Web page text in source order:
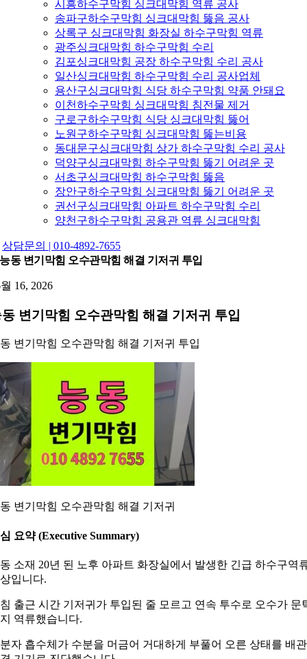
시흥하수구막힘 싱크대막힘 역류 공사
송파구하수구막힘 싱크대막힘 뚫음 공사
상록구 싱크대막힘 화장실 하수구막힘 역류
광주싱크대막힘 하수구막힘 수리
김포싱크대막힘 공장 하수구막힘 수리 공사
일산싱크대막힘 하수구막힘 수리 공사업체
용산구싱크대막힘 식당 하수구막힘 약품 안돼요
이천하수구막힘 싱크대막힘 침전물 제거
구로구하수구막힘 식당 싱크대막힘 뚫어
노원구하수구막힘 싱크대막힘 뚫는비용
동대문구싱크대막힘 상가 하수구막힘 수리 공사
덕양구싱크대막힘 하수구막힘 뚫기 어려운 곳
서초구싱크대막힘 하수구막힘 뚫음
장안구하수구막힘 싱크대막힘 뚫기 어려운 곳
권선구싱크대막힘 아파트 하수구막힘 수리
양천구하수구막힘 공용관 역류 싱크대막힘
상담문의 | 010-4892-7655
능동 변기막힘 오수관막힘 해결 기저귀 투입
16, 2026
변기막힘 오수관막힘 해결 기저귀 투입
변기막힘 오수관막힘 해결 기저귀 투입
변기막힘 오수관막힘 해결 기저귀
요약 (Executive Summary)
소재 20년 된 노후 아파트 화장실에서 발생한 긴급 하수구역
입니다.
출근 시간 기저귀가 투입된 줄 모르고 연속 투수로 오수가 문
역류했습니다.
자 흡수체가 수분을 머금어 거대하게 부풀어 오른 상태를 배